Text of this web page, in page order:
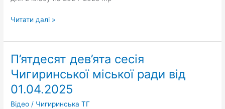
Читати далі »
П’ятдесят дев’ята сесія
Чигиринської міської ради від
01.04.2025
Відео / Чигиринська ТГ
П’ятдесят
дев’ята
сесія
Чигиринської
міської